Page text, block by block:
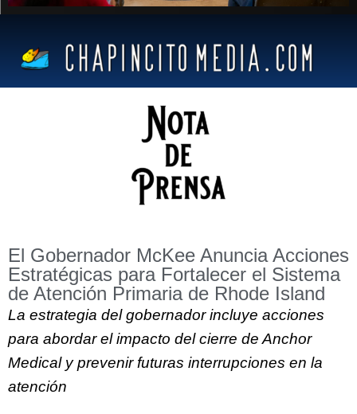
El Gobernador McKee Anuncia Acciones
Estratégicas para Fortalecer el Sistema
de Atención Primaria de Rhode Island
La estrategia del gobernador incluye acciones
para abordar el impacto del cierre de Anchor
Medical y prevenir futuras interrupciones en la
atención